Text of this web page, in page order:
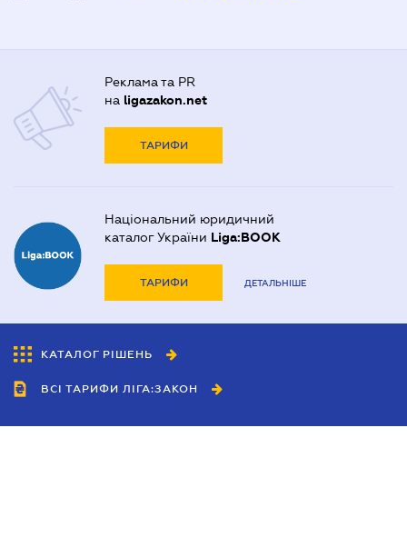
Реклама та PR
на ligazakon.net
ТАРИФИ
Національний юридичний
каталог України Liga:BOOK
ТАРИФИ ДЕТАЛЬНІШЕ
КАТАЛОГ РІШЕНЬ
ВСІ ТАРИФИ ЛІГА:ЗАКОН